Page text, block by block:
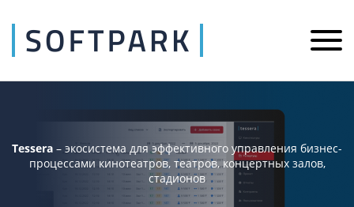
Tessera – экосистема для эффективного управления бизнес-
процессами кинотеатров, театров, концертных залов,
стадионов